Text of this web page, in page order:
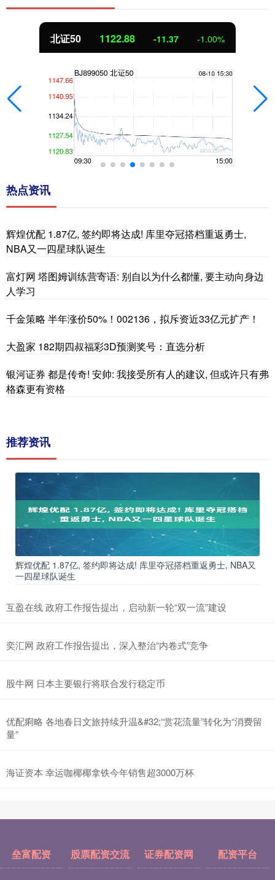
北证50 1122.88 -11.37 -1.00%
热点资讯
辉煌优配 1.87亿, 签约即将达成! 库里夺冠搭档重返勇士,
NBA又一四星球队诞生
富灯网 塔图姆训练营寄语: 别自以为什么都懂, 要主动向身边
人学习
千金策略 半年涨价50%！002136，拟斥资近33亿元扩产！
大盈家 182期四叔福彩3D预测奖号：直选分析
银河证券 都是传奇! 安帅: 我接受所有人的建议, 但或许只有弗
格森更有资格
推荐资讯
辉煌优配 1.87亿, 签约即将达成! 库里夺冠搭档重返勇士, NBA又
一四星球队诞生
互盈在线 政府工作报告提出，启动新一轮“双一流”建设
奕汇网 政府工作报告提出，深入整治“内卷式”竞争
股牛网 日本主要银行将联合发行稳定币
优配痢略 各地春日文旅持续升温&#32;“赏花流量”转化为“消费留
量”
海证资本 幸运咖椰椰拿铁今年销售超3000万杯
垒富配资 股票配资交流 证券配资网 配资平台